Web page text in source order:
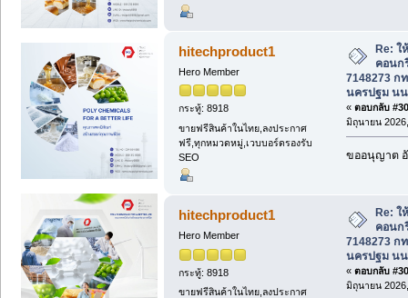
hitechproduct1
Hero Member
กระทู้: 8918
ขายฟรีสินค้าในไทย,ลงประกาศ
ฟรี,ทุกหมวดหมู่,เวบบอร์ดรองรับ
SEO
Re: ใ
คอนก
7148273 ก
นครปฐม น
« ตอบกลับ
มิถุนายน
ขออนุญาต
hitechproduct1
Hero Member
กระทู้: 8918
ขายฟรีสินค้าในไทย,ลงประกาศ
Re: ใ
คอนก
7148273 ก
นครปฐม น
« ตอบกลับ
มิถุนายน